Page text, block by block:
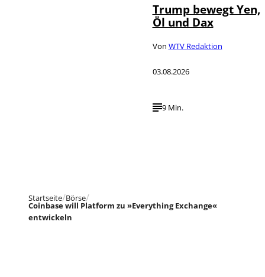
Trump bewegt Yen,
Öl und Dax
Von WTV Redaktion
03.08.2026
9 Min.
Startseite Börse
Coinbase will Platform zu »Everything Exchange«
entwickeln